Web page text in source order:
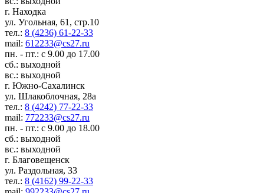
г. Находка
ул. Угольная, 61, стр.10
тел.: 8 (4236) 61-22-33
mail: 612233@cs27.ru
пн. - пт.: с 9.00 до 17.00
сб.: выходной
вс.: выходной
г. Южно-Сахалинск
ул. Шлакоблочная, 28а
тел.: 8 (4242) 77-22-33
mail: 772233@cs27.ru
пн. - пт.: с 9.00 до 18.00
сб.: выходной
вс.: выходной
г. Благовещенск
ул. Раздольная, 33
тел.: 8 (4162) 99-22-33